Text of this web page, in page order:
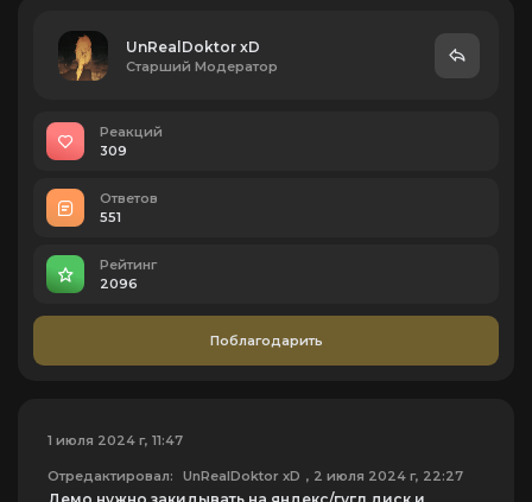
UnRealDoktor xD
Старший Модератор
Реакций
309
Ответов
551
Рейтинг
2096
Поблагодарить
1 июля 2024 г, 11:47
Отредактировал: UnRealDoktor xD , 2 июля 2024 г, 22:27